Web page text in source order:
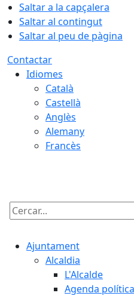
Saltar a la capçalera
Saltar al contingut
Saltar al peu de pàgina
Contactar
Idiomes
Català
Castellà
Anglès
Alemany
Francès
Cercar:
Ajuntament
Alcaldia
L'Alcalde
Agenda